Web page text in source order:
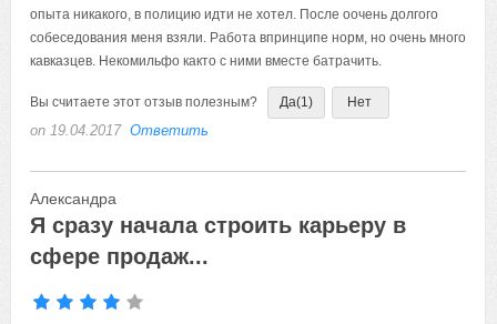
опыта никакого, в полицию идти не хотел. После оочень долгого
собеседования меня взяли. Работа впринципе норм, но очень много
кавказцев. Некомильфо както с ними вместе батрачить.
Вы считаете этот отзыв полезным? Да(1) Нет
on 19.04.2017 Ответить
Александра
Я сразу начала строить карьеру в
сфере продаж...